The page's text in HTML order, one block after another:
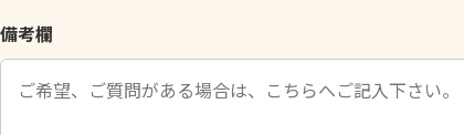
空
の
備考欄